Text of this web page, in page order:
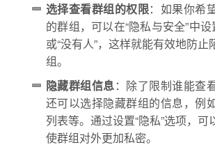
选择查看群组的权限：如果你希
的群组，可以在“隐私与安全”中设
或“没有人”，这样就能有效地防
组。
隐藏群组信息：除了限制谁能查
还可以选择隐藏群组的信息，例
列表等。通过设置“隐私”选项，可
使群组对外更加私密。